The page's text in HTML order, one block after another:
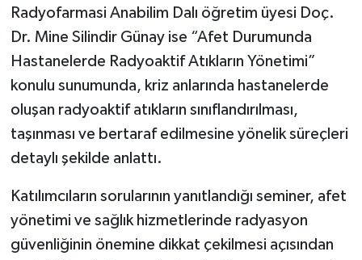
Radyofarmasi Anabilim Dalı öğretim üyesi Doç.
Dr. Mine Silindir Günay ise “Afet Durumunda
Hastanelerde Radyoaktif Atıkların Yönetimi”
konulu sunumunda, kriz anlarında hastanelerde
oluşan radyoaktif atıkların sınıflandırılması,
taşınması ve bertaraf edilmesine yönelik süreçleri
detaylı şekilde anlattı.
Katılımcıların sorularının yanıtlandığı seminer, afet
yönetimi ve sağlık hizmetlerinde radyasyon
güvenliğinin önemine dikkat çekilmesi açısından